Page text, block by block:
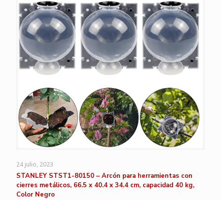
24 julio, 2023
STANLEY STST1-80150 – Arcón para herramientas con
cierres metálicos, 66.5 x 40.4 x 34.4 cm, capacidad 40 kg,
Color Negro